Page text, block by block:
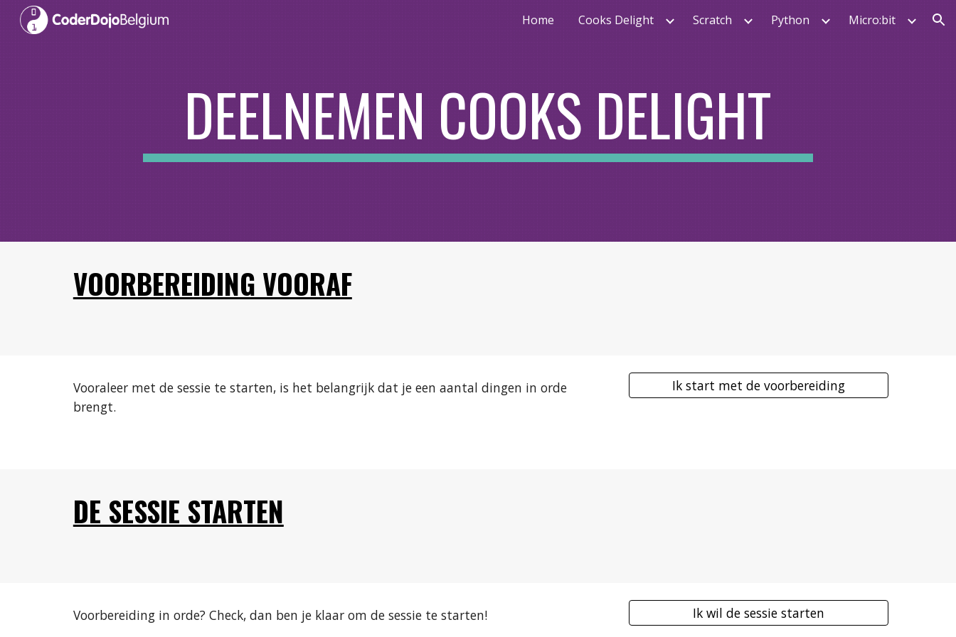
Skip to navigation
Home Cooks Delight Scratch Python Micro:bit
DEELNEMEN COOKS DELIGHT
VOORBEREIDING VOORAF
Vooraleer met de sessie te starten, is het belangrijk dat je een aantal dingen in orde
brengt.
Ik start met de voorbereiding
DE SESSIE STARTEN
Voorbereiding in orde? Check, dan ben je klaar om de sessie te starten! Ik wil de sessie starten